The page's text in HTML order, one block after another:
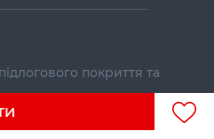
покриття та